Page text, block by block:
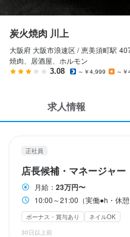
気になる求人
検索履歴・保存した条件
応募履歴
ヘルプ・お問い合わせフォーム
掲載をご検討の店舗様へ
炭火焼肉 川上
大阪府 大阪市浪速区 / 恵美須町駅
焼肉、居酒屋、ホルモン
3.08 ～￥4,999 ～
求人情報
正社員
店長候補・マネージャー
月給： 23万円〜
10:00～21:00（実働●h・休憩●h
ボーナス・賞与あり
ネイルOK
30日以上前
勤務時間
10:00～21:00（実働●h・休憩
時間)）
シフト制
月8日以上休みあり
待遇
・契約期間の定めなし
・社会保険完備（厚生年金、